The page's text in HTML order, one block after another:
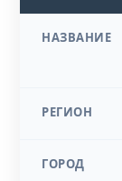
НАЗВАНИЕ
РЕГИОН
ГОРОД